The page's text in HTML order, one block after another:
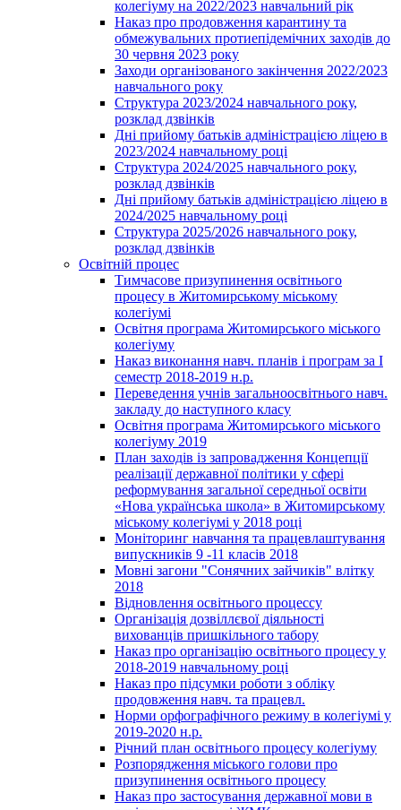
колегіуму на 2022/2023 навчальний рік
Наказ про продовження карантину та
обмежувальних протиепідемічних заходів до
30 червня 2023 року
Заходи організованого закінчення 2022/2023
навчального року
Структура 2023/2024 навчального року,
розклад дзвінків
Дні прийому батьків адміністрацією ліцею в
2023/2024 навчальному році
Структура 2024/2025 навчального року,
розклад дзвінків
Дні прийому батьків адміністрацією ліцею в
2024/2025 навчальному році
Структура 2025/2026 навчального року,
розклад дзвінків
Освітній процес
Тимчасове призупинення освітнього
процесу в Житомирському міському
колегіумі
Освітня програма Житомирського міського
колегіуму
Наказ виконання навч. планів і програм за І
семестр 2018-2019 н.р.
Переведення учнів загальноосвітнього навч.
закладу до наступного класу
Освітня програма Житомирського міського
колегіуму 2019
План заходів із запровадження Концепції
реалізації державної політики у сфері
реформування загальної середньої освіти
«Нова українська школа» в Житомирському
міському колегіумі у 2018 році
Моніторинг навчання та працевлаштування
випускників 9 -11 класів 2018
Мовні загони "Сонячних зайчиків" влітку
2018
Відновлення освітнього процессу
Організація дозвіллєвої діяльності
вихованців пришкільного табору
Наказ про організацію освітнього процесу у
2018-2019 навчальному році
Наказ про підсумки роботи з обліку
продовження навч. та працевл.
Норми орфографічного режиму в колегіумі у
2019-2020 н.р.
Річний план освітнього процесу колегіуму
Розпорядження міського голови про
призупинення освітнього процесу
Наказ про застосування державної мови в